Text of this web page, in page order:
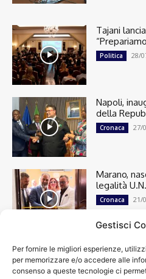
Gestisci
Per fornire le migliori esperienze,
per memorizzare e/o accedere alle
consenso a queste tecnologie ci
Tajani
Politica 28/
Napoli,
della
Cronaca 27/
Marano,
legalità
Cronaca 21/
Cronaca
Attualità